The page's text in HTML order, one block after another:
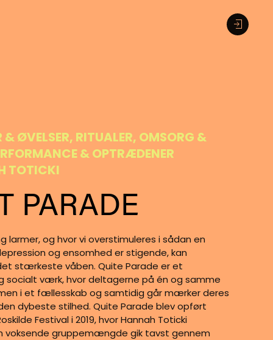
ØVELSER, RITUALER, OMSORG &
& OPTRÆDENER
TOTICKI
PARADE
larmer, og hvor vi overstimuleres i sådan en
og ensomhed er stigende, kan
stærkeste våben. Quite Parade er et
socialt værk, hvor deltagerne på én og samme
i et fællesskab og samtidig går mærker deres
dybeste stilhed. Quite Parade blev opført
Festival i 2019, hvor Hannah Toticki
voksende gruppemængde gik tavst gennem